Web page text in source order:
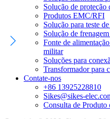
Solução de proteção
Produtos EMC/RFI
Solução para teste
Solução de
Fonte de
militar
Soluções para
Transformador para
Contate-nos
+86 13925228810
Sikes@sikes-
Consulta de Produto